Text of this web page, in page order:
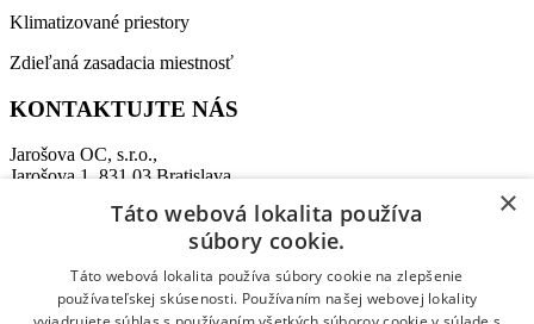
Klimatizované priestory
Zdieľaná zasadacia miestnosť
KONTAKTUJTE NÁS
Jarošova OC, s.r.o.,
Jarošova 1, 831 03 Bratislava
+421 911 864 009
office@jarosovaoc.com
×
Táto webová lokalita používa
súbory cookie.
Táto webová lokalita používa súbory cookie na zlepšenie
používateľskej skúsenosti. Používaním našej webovej lokality